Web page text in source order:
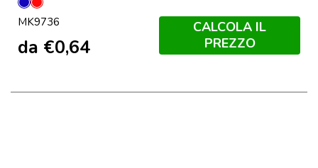
BluRosso
MK9736
da €0,64
CALCOLA IL
PREZZO